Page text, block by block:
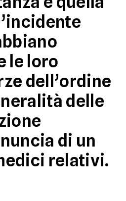
le loro
dell’ordine
delle
di un
relativi.